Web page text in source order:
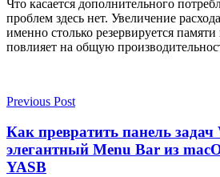
Что касается дополнительного
проблем здесь нет. Увеличение расхода
именно столько резервируется памяти
повлияет на общую
Previous Post
Как превратить панель задач
элегантный Menu Bar из
YASB